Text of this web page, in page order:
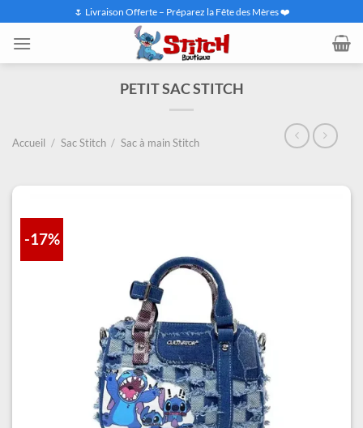
contenu
🌷 Livraison Offerte – Préparez la Fête des Mères ❤️
PETIT SAC STITCH
Accueil / Sac Stitch / Sac à main Stitch
-17%